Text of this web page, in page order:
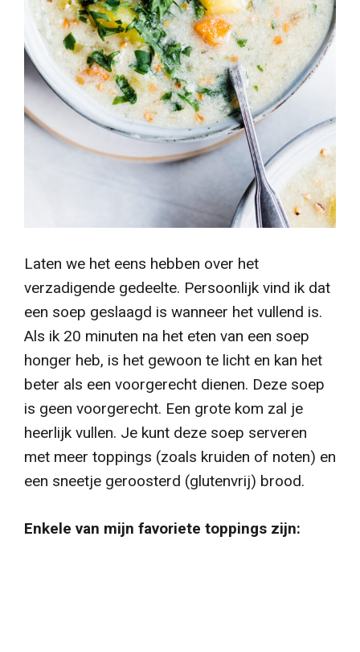
Laten we het eens hebben over het
verzadigende gedeelte. Persoonlijk vind ik dat
een soep geslaagd is wanneer het vullend is.
Als ik 20 minuten na het eten van een soep
honger heb, is het gewoon te licht en kan het
beter als een voorgerecht dienen. Deze soep
is geen voorgerecht. Een grote kom zal je
heerlijk vullen. Je kunt deze soep serveren
met meer toppings (zoals kruiden of noten) en
een sneetje geroosterd (glutenvrij) brood.
Enkele van mijn favoriete toppings zijn: